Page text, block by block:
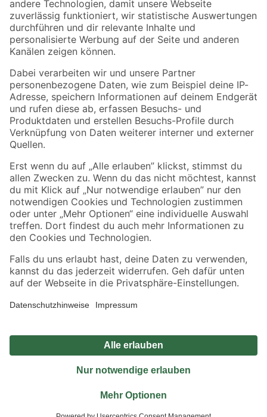
Zur Newsletter Anmeldung
Folge uns
Zahlungsarten Versandarten
Sicher einkaufen
Jetzt die toom-App herunterladen
Alle Preisangaben in EUR inkl. gesetzl. MwSt.. Die dargestellten Angebote sind unter
Umständen nicht in allen Märkten verfügbar. Die angegebenen Verfügbarkeiten beziehen
Produkte nur solange der Vorrat reicht.
*Paketversand ab 59 € versandkostenfrei, gilt nicht für Artikel mit Speditionsversand, hier
Privatsphäre Impressum
Nutzungsbedingungen
Widerrufsrecht
Vertrag widerrufen
© 2026 toom Baumarkt GmbH